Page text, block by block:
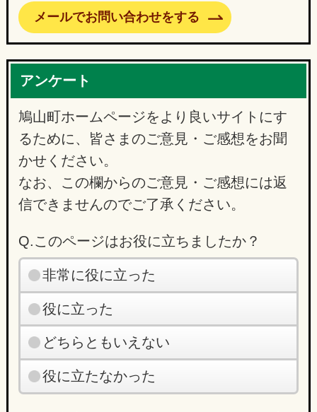
メールでお問い合わせをする
アンケート
鳩山町ホームページをより良いサイトにす
るために、皆さまのご意見・ご感想をお聞
かせください。
なお、この欄からのご意見・ご感想には返
信できませんのでご了承ください。
Q.このページはお役に立ちましたか？
非常に役に立った
役に立った
どちらともいえない
役に立たなかった